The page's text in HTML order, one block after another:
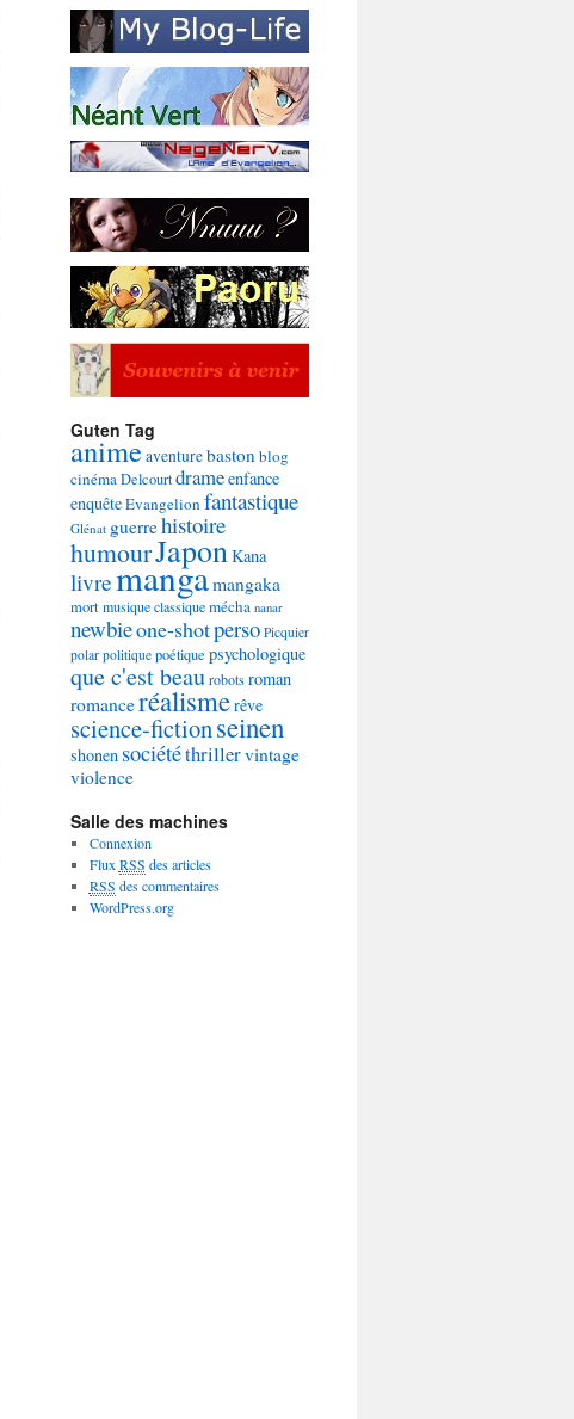
Guten Tag
animeaventurebaston blog
cinémaDelcourtdrameenfance
enquêteEvangelion fantastique
Glénat guerrehistoire
humourJapon Kana
livremangamangaka
mortmusique classiquemécha nanar
newbieone-shotperso Picquier
polar politique poétique psychologique
que c'est beaurobotsroman
romanceréalismerêve
science-fictionseinen
shonen sociététhrillervintage
violence
Salle des machines
Connexion
Flux RSS des articles
RSS des commentaires
WordPress.org